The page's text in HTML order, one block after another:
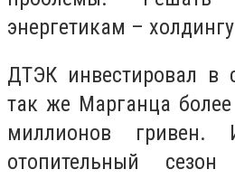
энергетикам –
ДТЭК инвестировал в
так же Марганца
миллионов
отопительный